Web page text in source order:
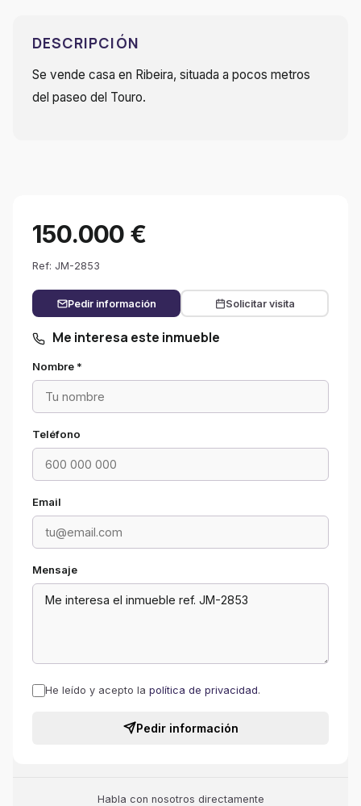
DESCRIPCIÓN
Se vende casa en Ribeira, situada a pocos metros
del paseo del Touro.
150.000 €
Ref: JM-2853
Pedir información Solicitar visita
Me interesa este inmueble
Nombre *
Teléfono
Email
Mensaje
He leído y acepto la política de privacidad.
Pedir información
Habla con nosotros directamente